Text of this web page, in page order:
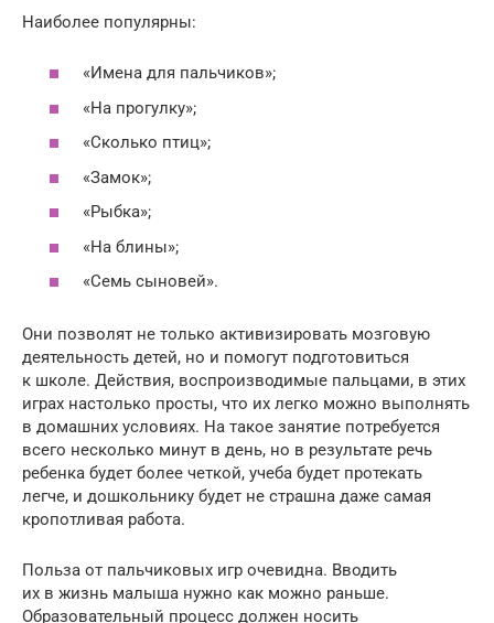
Наиболее популярны:
«Имена для пальчиков»;
«На прогулку»;
«Сколько птиц»;
«Замок»;
«Рыбка»;
«На блины»;
«Семь сыновей».
Они позволят не только активизировать мозговую
деятельность детей, но и помогут подготовиться
к школе. Действия, воспроизводимые пальцами, в этих
играх настолько просты, что их легко можно выполнять
в домашних условиях. На такое занятие потребуется
всего несколько минут в день, но в результате речь
ребенка будет более четкой, учеба будет протекать
легче, и дошкольнику будет не страшна даже самая
кропотливая работа.
Польза от пальчиковых игр очевидна. Вводить
их в жизнь малыша нужно как можно раньше.
Образовательный процесс должен носить